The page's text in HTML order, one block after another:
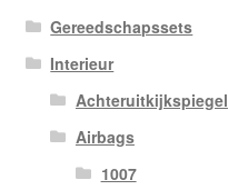
Gereedschapssets
Interieur
Achteruitkijkspiegel
Airbags
1007